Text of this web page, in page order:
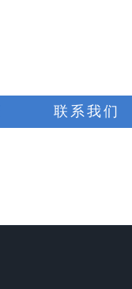
联系我们